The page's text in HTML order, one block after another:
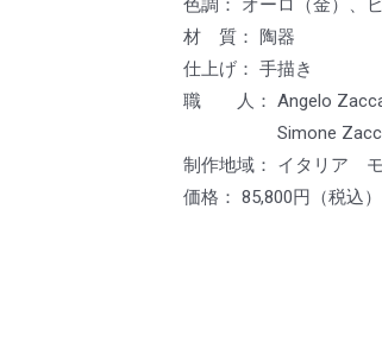
色調： オーロ（金）、
材 質： 陶器
仕上げ： 手描き
職 人： Angelo
Simone
制作地域： イタリア
価格： 85,800円（税込）